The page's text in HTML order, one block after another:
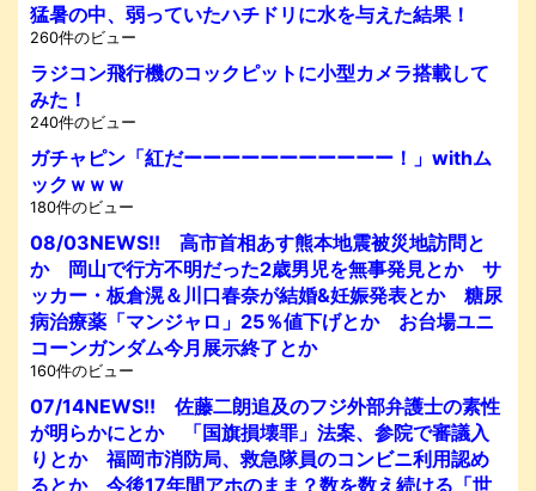
猛暑の中、弱っていたハチドリに水を与えた結果！
260件のビュー
ラジコン飛行機のコックピットに小型カメラ搭載して
みた！
240件のビュー
ガチャピン「紅だーーーーーーーーーーー！」withム
ックｗｗｗ
180件のビュー
08/03NEWS!! 高市首相あす熊本地震被災地訪問と
か 岡山で行方不明だった2歳男児を無事発見とか サ
ッカー・板倉滉＆川口春奈が結婚&妊娠発表とか 糖尿
病治療薬「マンジャロ」25％値下げとか お台場ユニ
コーンガンダム今月展示終了とか
160件のビュー
07/14NEWS!! 佐藤二朗追及のフジ外部弁護士の素性
が明らかにとか 「国旗損壊罪」法案、参院で審議入
りとか 福岡市消防局、救急隊員のコンビニ利用認め
るとか 今後17年間アホのまま？数を数え続ける「世